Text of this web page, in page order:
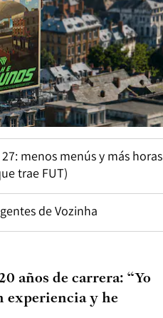
menos menús y más horas
trae FUT)
de Vozinha
años de carrera: “Yo
experiencia y he